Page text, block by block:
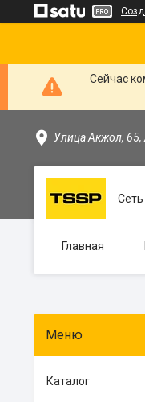
Сейчас
Улица Акжол, 65,
Сеть
Главная
Каталог